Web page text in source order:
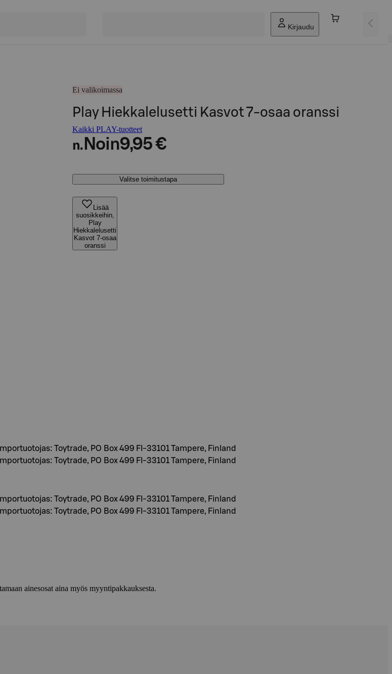
Kirjaudu
Ei valikoimassa
Play Hiekkalelusetti Kasvot 7-osaa oranssi
Kaikki PLAY-tuotteet
n. Noin9,95 €
Valitse toimitustapa
Lisää
suosikkeihin,
Play
Hiekkalelusetti
Kasvot 7-osaa
oranssi
Toytrade, PO Box 499 FI-33101 Tampere, Finland
Toytrade, PO Box 499 FI-33101 Tampere, Finland
Toytrade, PO Box 499 FI-33101 Tampere, Finland
Toytrade, PO Box 499 FI-33101 Tampere, Finland
ainesosat aina myös myyntipakkauksesta.